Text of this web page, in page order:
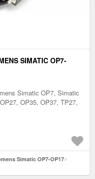
SIMATIC OP7-
Simatic OP7, Simatic
OP35, OP37, TP27,
Simatic OP7-OP17